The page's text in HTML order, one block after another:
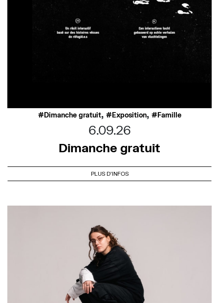
Dimanche gratuit, Exposition, Famille
6.09.26
Dimanche gratuit
PLUS D'INFOS